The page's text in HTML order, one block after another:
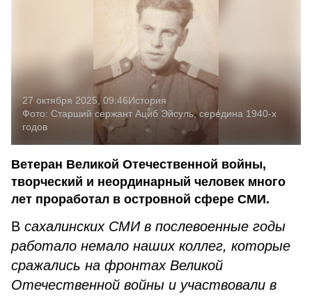
27 октября 2025, 09:46История
Фото: Старший сержант Ациб Эйсуль, середина 1940-х
годов
Ветеран Великой Отечественной войны,
творческий и неординарный человек много
лет проработал в островной сфере СМИ.
В сахалинских СМИ в послевоенные годы
работало немало наших коллег, которые
сражались на фронтах Великой
Отечественной войны и участвовали в